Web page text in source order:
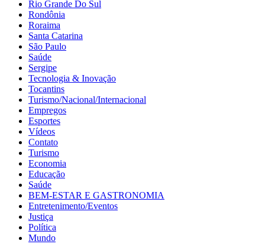
Rio Grande Do Sul
Rondônia
Roraima
Santa Catarina
São Paulo
Saúde
Sergipe
Tecnologia & Inovação
Tocantins
Turismo/Nacional/Internacional
Empregos
Esportes
Vídeos
Contato
Turismo
Economia
Educação
Saúde
BEM-ESTAR E GASTRONOMIA
Entretenimento/Eventos
Justiça
Política
Mundo